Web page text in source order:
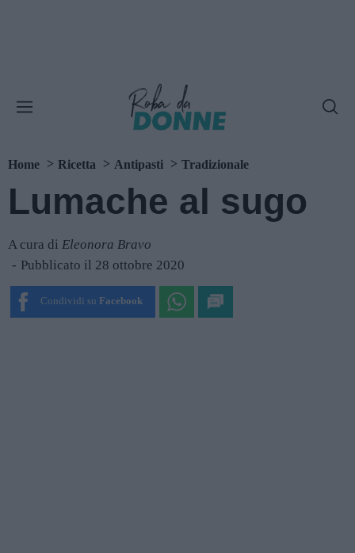
Home Ricetta Antipasti Tradizionale
Lumache al sugo
A cura di Eleonora Bravo
Pubblicato il 28 ottobre 2020
Condividi su Facebook